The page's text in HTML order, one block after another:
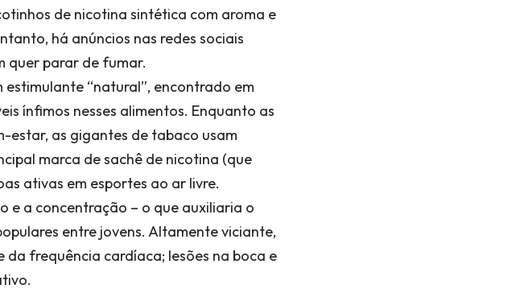
de nicotina sintética com aroma e
há anúncios nas redes sociais
quer parar de fumar.
“natural”, encontrado em
ínfimos nesses alimentos. Enquanto as
estar, as gigantes de tabaco usam
marca de sachê de nicotina (que
ativas em esportes ao ar livre.
e a concentração – o que auxiliaria o
entre jovens. Altamente viciante,
frequência cardíaca; lesões na boca e